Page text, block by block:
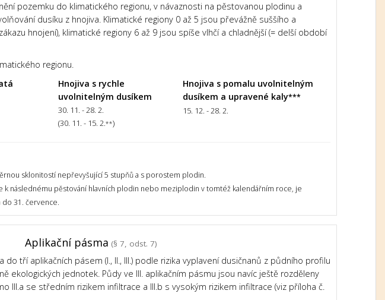
pozemku do klimatického regionu, v návaznosti na pěstovanou plodinu a
dusíku z hnojiva. Klimatické regiony 0 až 5 jsou převážně suššího a
hnojení), klimatické regiony 6 až 9 jsou spíše vlhčí a chladnější (= delší období
regionu.
Hnojiva s rychle
uvolnitelným dusíkem
30. 11. - 28. 2.
(30. 11. - 15. 2.**)
Hnojiva s pomalu uvolnitelným
dusíkem a upravené kaly***
15. 12. - 28. 2.
sklonitostí nepřevyšující 5 stupňů a s porostem plodin.
následnému pěstování hlavních plodin nebo meziplodin v tomtéž kalendářním roce, je
do 31. července.
Aplikační pásma (§ 7, odst. 7)
tří aplikačních pásem (I., II., III.) podle rizika vyplavení dusičnanů z půdního profilu
ekologických jednotek. Půdy ve III. aplikačním pásmu jsou navíc ještě rozděleny
III.a se středním rizikem infiltrace a III.b s vysokým rizikem infiltrace (viz příloha č.